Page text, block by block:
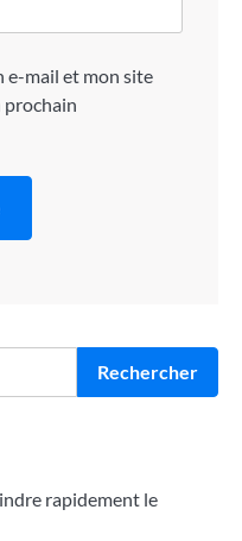
e-mail et mon site
prochain
Rechercher
rapidement le